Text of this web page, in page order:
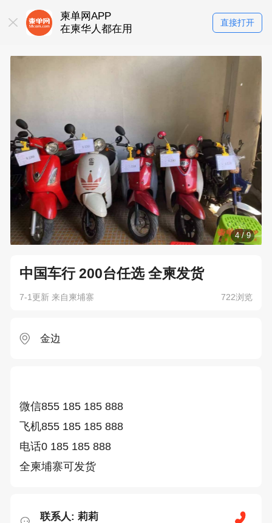
柬单网APP
在柬华人都在用
直接打开
4/9
中国车行 200台任选 全柬发货
7-1更新 来自柬埔寨 722浏览
金边
微信855 185 185 888
飞机855 185 185 888
电话0 185 185 888
全柬埔寨可发货
联系人: 莉莉